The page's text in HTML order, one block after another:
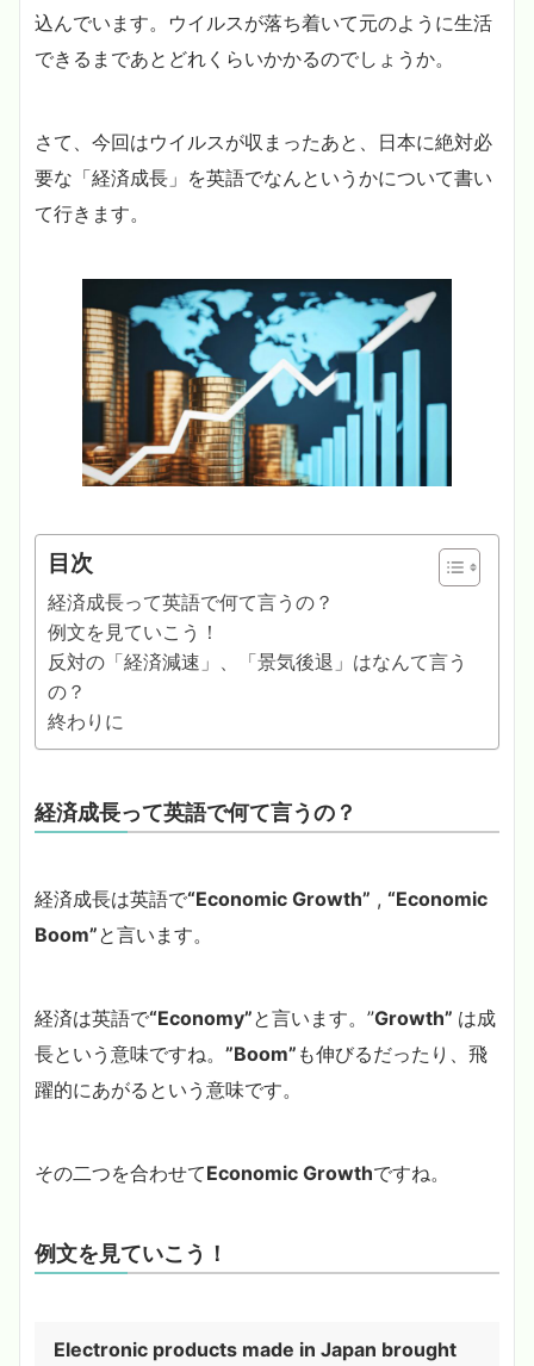
込んでいます。ウイルスが落ち着いて元のように生活
できるまであとどれくらいかかるのでしょうか。
さて、今回はウイルスが収まったあと、日本に絶対必
要な「経済成長」を英語でなんというかについて書い
て行きます。
目次
経済成長って英語で何て言うの？
例文を見ていこう！
反対の「経済減速」、「景気後退」はなんて言う
の？
終わりに
経済成長って英語で何て言うの？
経済成長は英語で“Economic Growth” , “Economic
Boom”と言います。
経済は英語で“Economy”と言います。”Growth” は成
長という意味ですね。 ”Boom” も伸びるだったり、飛
躍的にあがるという意味です。
その二つを合わせてEconomic Growthですね。
例文を見ていこう！
Electronic products made in Japan brought